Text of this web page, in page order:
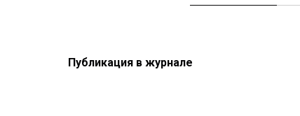
Публикация в журнале